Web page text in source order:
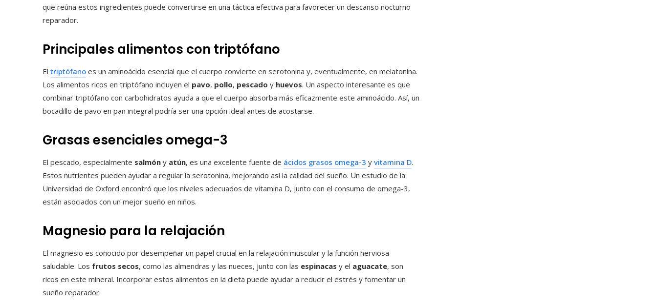
que reúna estos ingredientes puede convertirse en una táctica efectiva para favorecer un descanso nocturno
reparador.
Principales alimentos con triptófano
El triptófano es un aminoácido esencial que el cuerpo convierte en serotonina y, eventualmente, en melatonina.
Los alimentos ricos en triptófano incluyen el pavo, pollo, pescado y huevos. Un aspecto interesante es que
combinar triptófano con carbohidratos ayuda a que el cuerpo absorba más eficazmente este aminoácido. Así, un
bocadillo de pavo en pan integral podría ser una opción ideal antes de acostarse.
Grasas esenciales omega-3
El pescado, especialmente salmón y atún, es una excelente fuente de ácidos grasos omega-3 y vitamina D.
Estos nutrientes pueden ayudar a regular la serotonina, mejorando así la calidad del sueño. Un estudio de la
Universidad de Oxford encontró que los niveles adecuados de vitamina D, junto con el consumo de omega-3,
están asociados con un mejor sueño en niños.
Magnesio para la relajación
El magnesio es conocido por desempeñar un papel crucial en la relajación muscular y la función nerviosa
saludable. Los frutos secos, como las almendras y las nueces, junto con las espinacas y el aguacate, son
ricos en este mineral. Incorporar estos alimentos en la dieta puede ayudar a reducir el estrés y fomentar un
sueño reparador.